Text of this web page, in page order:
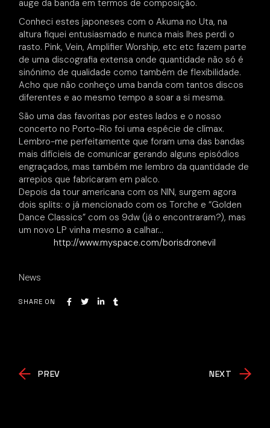
auge da banda em termos de composição.
Conheci estes japoneses com o Akuma no Uta, na
altura fiquei entusiasmado e nunca mais lhes perdi o
rasto. Pink, Vein, Amplifier Worship, etc etc fazem parte
de uma discografia extensa onde quantidade não só é
sinónimo de qualidade como também de flexibilidade.
Acho que não conheço uma banda com tantos discos
diferentes e ao mesmo tempo a soar a si mesma.
São uma das favoritas por estes lados e o nosso
concerto no Porto-Rio foi uma espécie de clímax.
Lembro-me perfeitamente que foram uma das bandas
mais difícieis de comunicar gerando alguns episódios
engraçados, mas também me lembro da quantidade de
arrepios que fabricaram em palco.
Depois da tour americana com os NIN, surgem agora
dois splits: o já mencionado com os Torche e “Golden
Dance Classics” com os 9dw (já o encontraram?), mas
um novo LP vinha mesmo a calhar…
http://www.myspace.com/borisdronevil
News
SHARE ON
PREV NEXT